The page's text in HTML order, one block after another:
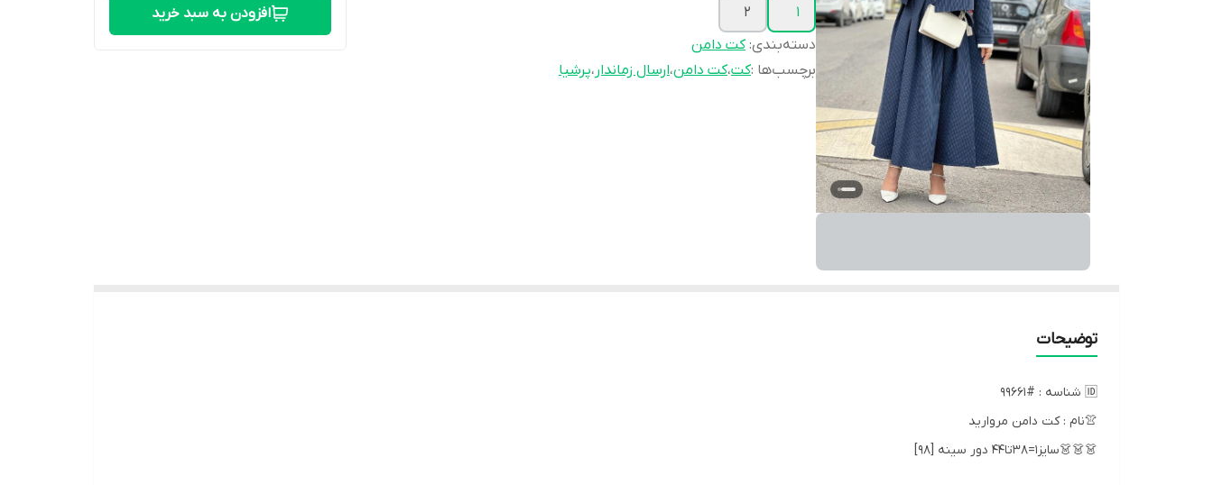
1
2
دسته‌بندی:کت دامن
برچسب‌ها :کت،کت دامن،ارسال زماندار ،پرشیا
افزودن به سبد خرید
توضیحات
🆔 شناسه : #99661
👚نام : کت دامن مروارید
👗👗👗سایز۱=۳۸تا۴۴ دور سینه [۹۸]